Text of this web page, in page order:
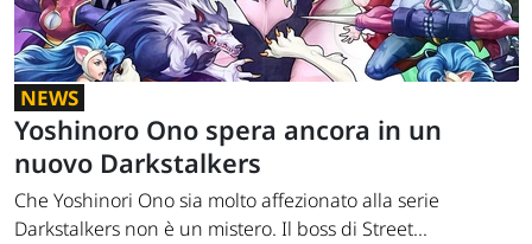
NEWS
Yoshinoro Ono spera ancora in un
nuovo Darkstalkers
Che Yoshinori Ono sia molto affezionato alla serie
Darkstalkers non è un mistero. Il boss di Street...